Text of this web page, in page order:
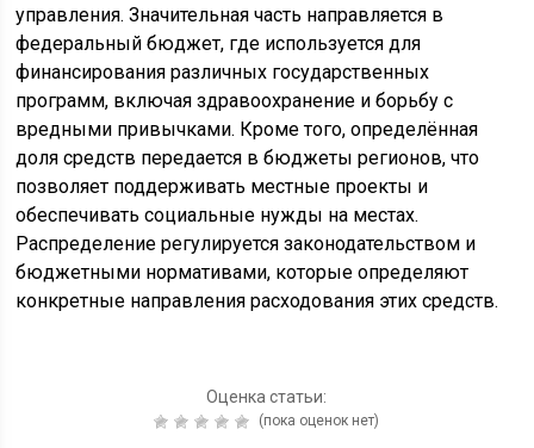
управления. Значительная часть направляется в
федеральный бюджет, где используется для
финансирования различных государственных
программ, включая здравоохранение и борьбу с
вредными привычками. Кроме того, определённая
доля средств передается в бюджеты регионов, что
позволяет поддерживать местные проекты и
обеспечивать социальные нужды на местах.
Распределение регулируется законодательством и
бюджетными нормативами, которые определяют
конкретные направления расходования этих средств.
Оценка статьи:
(пока оценок нет)